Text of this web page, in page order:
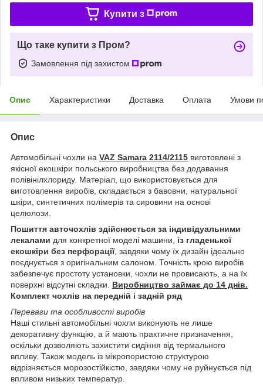
Купити з
Що таке купити з Пром?
Замовлення під захистом
Опис Характеристики Доставка Оплата Умови
Опис
Автомобільні чохли на VAZ Samara 2114/2115 виготовлені з
якісної екошкіри польського виробництва без додавання
полівінілхлориду. Матеріал, що використовується для
виготовлення виробів, складається з бавовни, натуральної
шкіри, синтетичних полімерів та сировини на основі
целюлози.
Пошиття авточохлів здійснюється за індивідуальними
лекалами для конкретної моделі машини, із гладенької
екошкіри без перфорації, завдяки чому їх дизайн ідеально
поєднується з оригінальним салоном. Точність крою виробів
забезпечує простоту установки, чохли не провисають, а на їх
поверхні відсутні складки. Виробництво займає до 14 днів.
Комплект чохлів на передній і задній ряд
Переваги та особливості виробів
Наші стильні автомобільні чохли виконують не лише
декоративну функцію, а й мають практичне призначення,
оскільки дозволяють захистити сидіння від термального
впливу. Також модель із мікропористою структурою
відрізняється морозостійкістю, завдяки чому не руйнується під
впливом низьких температур.